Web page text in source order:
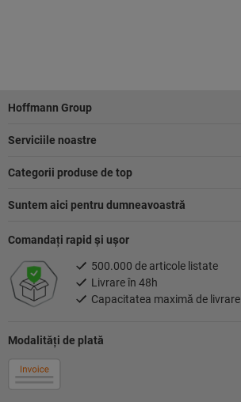
Footer
Hoffmann Group
Serviciile noastre
Categorii produse de top
Suntem aici pentru dumneavoastră
Modalităţi de plată
Comandaţi rapid şi uşor
500.000 de articole listate
Livrare în 48h
Capacitatea maximă de livrare